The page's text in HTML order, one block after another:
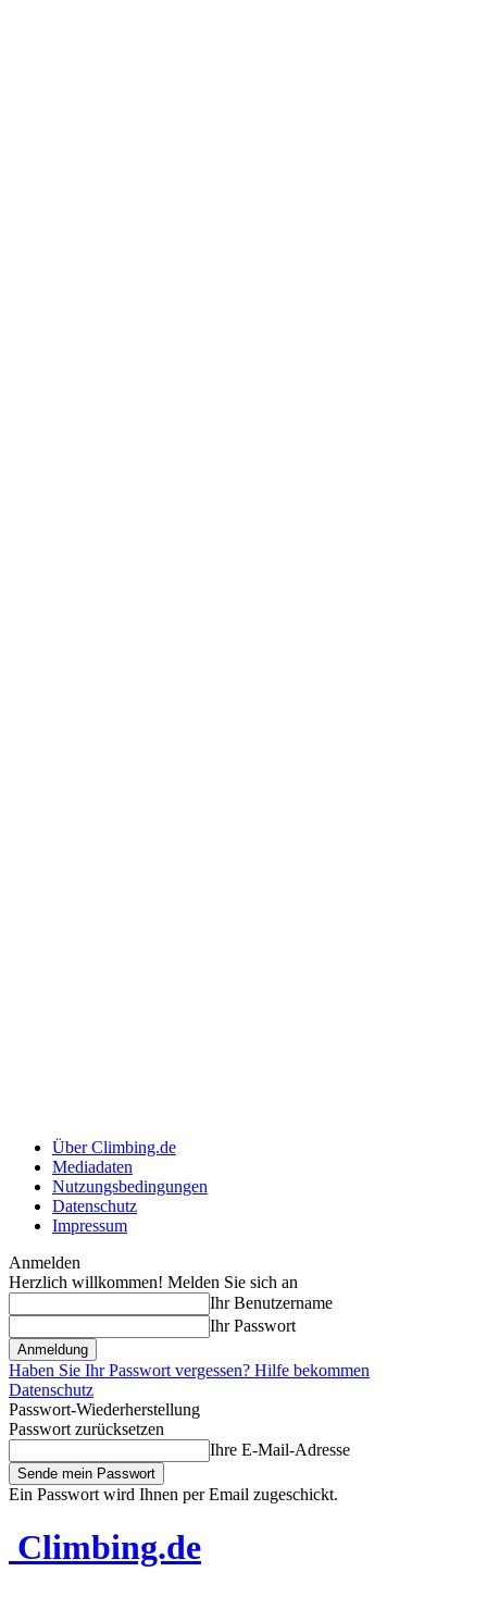
Über Climbing.de
Mediadaten
Nutzungsbedingungen
Datenschutz
Impressum
Anmelden
Herzlich willkommen! Melden Sie sich an
Ihr Benutzername
Ihr Passwort
Haben Sie Ihr Passwort vergessen? Hilfe bekommen
Datenschutz
Passwort-Wiederherstellung
Passwort zurücksetzen
Ihre E-Mail-Adresse
Ein Passwort wird Ihnen per Email zugeschickt.
Climbing.de